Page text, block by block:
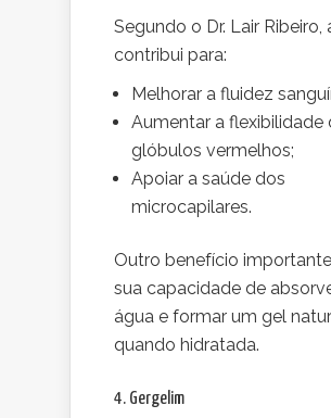
Segundo o Dr. Lair Ribeiro,
contribui para:
Melhorar a fluidez
Aumentar a flexibilidade
glóbulos vermelhos;
Apoiar a saúde dos
microcapilares.
Outro benefício
sua capacidade de
água e formar um gel
quando hidratada.
4. Gergelim